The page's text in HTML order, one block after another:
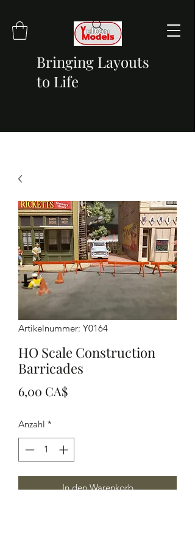
Bringing Layouts
to Life
Artikelnummer: Y0164
HO Scale Construction
Barricades
6,00 CA$Preis
Anzahl *
In den Warenkorb